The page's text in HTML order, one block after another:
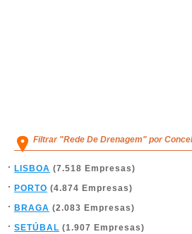
Filtrar "Rede De Drenagem" por
LISBOA (7.518 Empresas)
PORTO (4.874 Empresas)
BRAGA (2.083 Empresas)
SETÚBAL (1.907 Empresas)